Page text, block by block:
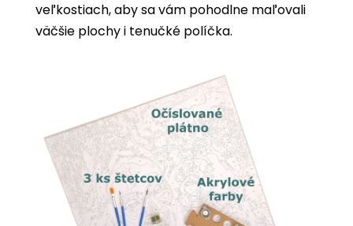
veľkostiach, aby sa vám pohodlne maľovali
väčšie plochy i tenučké políčka.